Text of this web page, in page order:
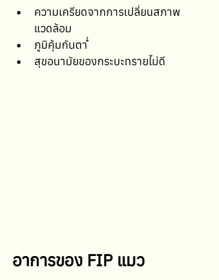
ความเครียดจากการเปลี่ยนสภาพ
แวดล้อม
ภูมิคุ้มกันต่ำ
สุขอนามัยของกระบะทรายไม่ดี
อาการของ FIP แมว